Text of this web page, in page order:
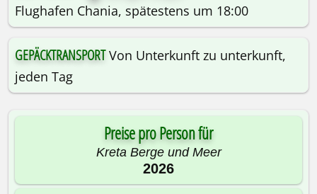
Flughafen Chania, spätestens um 18:00
GEPÄCKTRANSPORT Von Unterkunft zu unterkunft,
jeden Tag
Preise pro Person für
Kreta Berge und Meer
2026